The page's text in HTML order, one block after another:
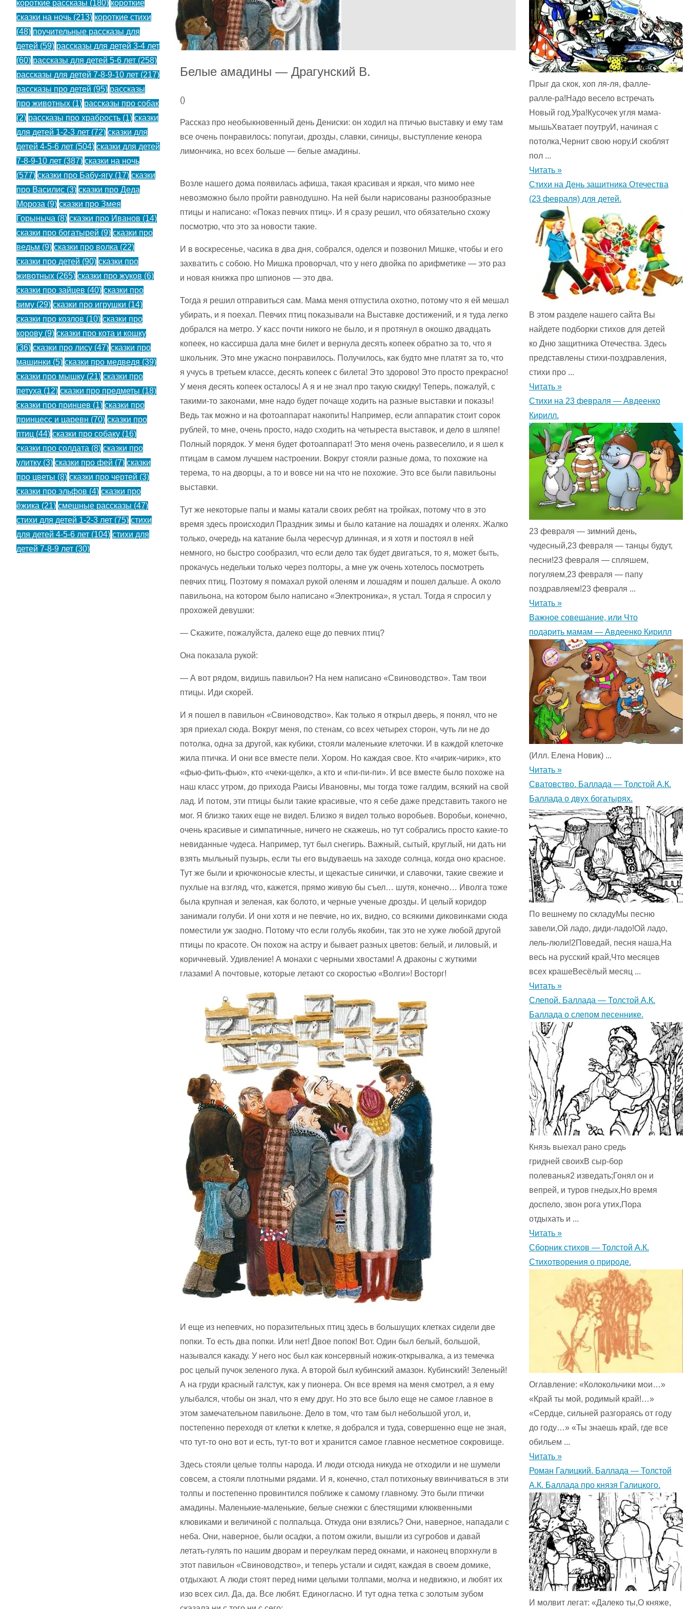
Белые амадины — Драгунский В.
()
Рассказ про необыкновенный день Дениски: он ходил на птичью выставку и ему там
все очень понравилось: попугаи, дрозды, славки, синицы, выступление кенора
лимончика, но всех больше — белые амадины.
Возле нашего дома появилась афиша, такая красивая и яркая, что мимо нее
невозможно было пройти равнодушно. На ней были нарисованы разнообразные
птицы и написано: «Показ певчих птиц». И я сразу решил, что обязательно схожу
посмотрю, что это за новости такие.
И в воскресенье, часика в два дня, собрался, оделся и позвонил Мишке, чтобы и его
захватить с собою. Но Мишка проворчал, что у него двойка по арифметике — это раз
и новая книжка про шпионов — это два.
Тогда я решил отправиться сам. Мама меня отпустила охотно, потому что я ей мешал
убирать, и я поехал. Певчих птиц показывали на Выставке достижений, и я туда легко
добрался на метро. У касс почти никого не было, и я протянул в окошко двадцать
копеек, но кассирша дала мне билет и вернула десять копеек обратно за то, что я
школьник. Это мне ужасно понравилось. Получилось, как будто мне платят за то, что
я учусь в третьем классе, десять копеек с билета! Это здорово! Это просто прекрасно!
У меня десять копеек осталось! А я и не знал про такую скидку! Теперь, пожалуй, с
такими-то законами, мне надо будет почаще ходить на разные выставки и показы!
Ведь так можно и на фотоаппарат накопить! Например, если аппаратик стоит сорок
рублей, то мне, очень просто, надо сходить на четыреста выставок, и дело в шляпе!
Полный порядок. У меня будет фотоаппарат! Это меня очень развеселило, и я шел к
птицам в самом лучшем настроении. Вокруг стояли разные дома, то похожие на
терема, то на дворцы, а то и вовсе ни на что не похожие. Это все были павильоны
выставки.
Тут же некоторые папы и мамы катали своих ребят на тройках, потому что в это
время здесь происходил Праздник зимы и было катание на лошадях и оленях. Жалко
только, очередь на катание была чересчур длинная, и я хотя и постоял в ней
немного, но быстро сообразил, что если дело так будет двигаться, то я, может быть,
прокачусь недельки только через полторы, а мне уж очень хотелось посмотреть
певчих птиц. Поэтому я помахал рукой оленям и лошадям и пошел дальше. А около
павильона, на котором было написано «Электроника», я устал. Тогда я спросил у
прохожей девушки:
— Скажите, пожалуйста, далеко еще до певчих птиц?
Она показала рукой:
— А вот рядом, видишь павильон? На нем написано «Свиноводство». Там твои
птицы. Иди скорей.
И я пошел в павильон «Свиноводство». Как только я открыл дверь, я понял, что не
зря приехал сюда. Вокруг меня, по стенам, со всех четырех сторон, чуть ли не до
потолка, одна за другой, как кубики, стояли маленькие клеточки. И в каждой клеточке
жила птичка. И они все вместе пели. Хором. Но каждая свое. Кто «чирик-чирик», кто
«фью-фить-фью», кто «чеки-щелк», а кто и «пи-пи-пи». И все вместе было похоже на
наш класс утром, до прихода Раисы Ивановны, мы тогда тоже галдим, всякий на свой
лад. И потом, эти птицы были такие красивые, что я себе даже представить такого не
мог. Я близко таких еще не видел. Близко я видел только воробьев. Воробьи, конечно,
очень красивые и симпатичные, ничего не скажешь, но тут собрались просто какие-то
невиданные чудеса. Например, тут был снегирь. Важный, сытый, круглый, ни дать ни
взять мыльный пузырь, если ты его выдуваешь на заходе солнца, когда оно красное.
Тут же были и крючконосые клесты, и щекастые синички, и славочки, такие свежие и
пухлые на взгляд, что, кажется, прямо живую бы съел… шутя, конечно… Иволга тоже
была крупная и зеленая, как болото, и черные ученые дрозды. И целый коридор
занимали голуби. И они хотя и не певчие, но их, видно, со всякими диковинками сюда
поместили уж заодно. Потому что если голубь якобин, так это не хуже любой другой
птицы по красоте. Он похож на астру и бывает разных цветов: белый, и лиловый, и
коричневый. Удивление! А монахи с черными хвостами! А драконы с жуткими
глазами! А почтовые, которые летают со скоростью «Волги»! Восторг!
И еще из непевчих, но поразительных птиц здесь в большущих клетках сидели две
попки. То есть два попки. Или нет! Двое попок! Вот. Один был белый, большой,
назывался какаду. У него нос был как консервный ножик-открывалка, а из темечка
рос целый пучок зеленого лука. А второй был кубинский амазон. Кубинский! Зеленый!
А на груди красный галстук, как у пионера. Он все время на меня смотрел, а я ему
улыбался, чтобы он знал, что я ему друг. Но это все было еще не самое главное в
этом замечательном павильоне. Дело в том, что там был небольшой угол, и,
постепенно переходя от клетки к клетке, я добрался и туда, совершенно еще не зная,
что тут-то оно вот и есть, тут-то вот и хранится самое главное несметное сокровище.
Здесь стояли целые толпы народа. И люди отсюда никуда не отходили и не шумели
совсем, а стояли плотными рядами. И я, конечно, стал потихоньку ввинчиваться в эти
толпы и постепенно провинтился поближе к самому главному. Это были птички
амадины. Маленькие-маленькие, белые снежки с блестящими клюквенными
клювиками и величиной с полпальца. Откуда они взялись? Они, наверное, нападали с
неба. Они, наверное, были осадки, а потом ожили, вышли из сугробов и давай
летать-гулять по нашим дворам и переулкам перед окнами, и наконец впорхнули в
этот павильон «Свиноводство», и теперь устали и сидят, каждая в своем домике,
отдыхают. А люди стоят перед ними целыми толпами, молча и недвижно, и любят их
изо всех сил. Да, да. Все любят. Единогласно. И тут одна тетка с золотым зубом
короткие рассказы (180) короткие
сказки на ночь (213) короткие стихи
(48) поучительные рассказы для
детей (59) рассказы для детей 3-4 лет
(60) рассказы для детей 5-6 лет (258)
рассказы для детей 7-8-9-10 лет (217)
рассказы про детей (95) рассказы
про животных (1) рассказы про собак
(2) рассказы про храбрость (1) сказки
для детей 1-2-3 лет (72) сказки для
детей 4-5-6 лет (504) сказки для детей
7-8-9-10 лет (387) сказки на ночь
(577) сказки про Бабу-ягу (17) сказки
про Василис (3) сказки про Деда
Мороза (9) сказки про Змея
Горыныча (8) сказки про Иванов (14)
сказки про богатырей (9) сказки про
ведьм (9) сказки про волка (22)
сказки про детей (90) сказки про
животных (265) сказки про жуков (6)
сказки про зайцев (40) сказки про
зиму (29) сказки про игрушки (14)
сказки про козлов (10) сказки про
корову (9) сказки про кота и кошку
(36) сказки про лису (47) сказки про
машинки (5) сказки про медведя (39)
сказки про мышку (21) сказки про
петуха (12) сказки про предметы (18)
сказки про принцев (1) сказки про
принцесс и царевн (70) сказки про
птиц (44) сказки про собаку (16)
сказки про солдата (8) сказки про
улитку (3) сказки про фей (7) сказки
про цветы (8) сказки про чертей (3)
сказки про эльфов (4) сказки про
ёжика (21) смешные рассказы (47)
стихи для детей 1-2-3 лет (75) стихи
для детей 4-5-6 лет (104) стихи для
детей 7-8-9 лет (30)
Прыг да скок, хоп ля-ля, фалле-
ралле-ра!Надо весело встречать
Новый год.Ура!Кусочек угля мама-
мышьХватает поутруИ, начиная с
потолка,Чернит свою нору.И скоблят
пол ...
Читать »
Стихи на День защитника Отечества
(23 февраля) для детей.
В этом разделе нашего сайта Вы
найдете подборки стихов для детей
ко Дню защитника Отечества. Здесь
представлены стихи-поздравления,
стихи про ...
Читать »
Стихи на 23 февраля — Авдеенко
Кирилл.
23 февраля — зимний день,
чудесный,23 февраля — танцы будут,
песни!23 февраля — спляшем,
погуляем,23 февраля — папу
поздравляем!23 февраля ...
Читать »
Важное совещание, или Что
подарить мамам — Авдеенко Кирилл
(Илл. Елена Новик) ...
Читать »
Сватовство. Баллада — Толстой А.К.
Баллада о двух богатырях.
По вешнему по складуМы песню
завели,Ой ладо, диди-ладо!Ой ладо,
лель-люли!2Поведай, песня наша,На
весь на русский край,Что месяцев
всех крашеВесёлый месяц ...
Читать »
Слепой. Баллада — Толстой А.К.
Баллада о слепом песеннике.
Князь выехал рано средь
гридней своихВ сыр-бор
полеванья2 изведать;Гонял он и
вепрей, и туров гнедых,Но время
доспело, звон рога утих,Пора
отдыхать и ...
Читать »
Сборник стихов — Толстой А.К.
Стихотворения о природе.
Оглавление: «Колокольчики мои…»
«Край ты мой, родимый край!…»
«Сердце, сильней разгораясь от году
до году…» «Ты знаешь край, где все
обильем ...
Читать »
Роман Галицкий. Баллада — Толстой
А.К. Баллада про князя Галицкого.
И молвит легат: «Далеко ты,О княже,